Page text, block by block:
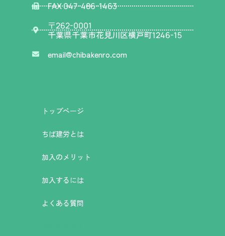
FAX 047-486-1463
〒262-0001
千葉県千葉市花見川区横戸町1246-15
email@chibakenro.com
トップページ
ちば建労とは
加入のメリット
加入するには
よくある質問